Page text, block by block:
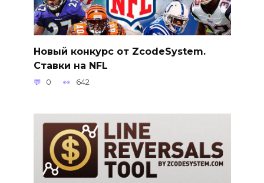
Новый конкурс от ZcodeSystem.
Ставки на NFL
0 642